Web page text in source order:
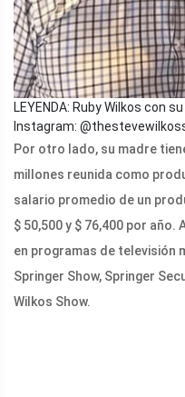
LEYENDA: Ruby Wilkos con
Instagram:
Por otro lado, su madre
millones reunida como
salario promedio de un
$ 50,500 y $ 76,400 por
en programas de televisión
Springer Show, Springer
Wilkos Show.